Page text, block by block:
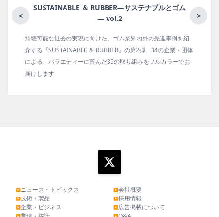
< >
サステナブルとゴム
業界内外の先進事例を紹
』の第2弾。34の企業・団体
り組みをフルカラーでお
月刊ラバーインダスト
ゴム報知新聞の姉妹誌。ゴム・エラス
の動向、新製品・技術、原材料動向、
タビュー、海外企業情報、統計などを
▶ニュース・トピックス
▶技術・製品
▶企業・ビジネス
▶
▶会社概要
▶採用情報
▶広告掲載について
▶